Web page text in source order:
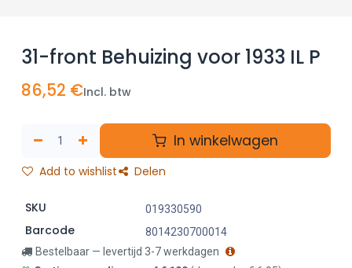
31-front Behuizing voor 1933 IL P
86,52 €Incl. btw
In winkelwagen
Add to wishlist Delen
SKU 019330590
Barcode
8014230700014
Bestelbaar — levertijd 3-7 werkdagen